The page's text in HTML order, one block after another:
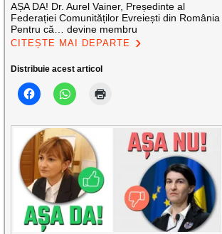
AȘA DA! Dr. Aurel Vainer, Președinte al
Federației Comunităților Evreiești din România
Pentru că… devine membru
CITEȘTE MAI DEPARTE
Distribuie acest articol